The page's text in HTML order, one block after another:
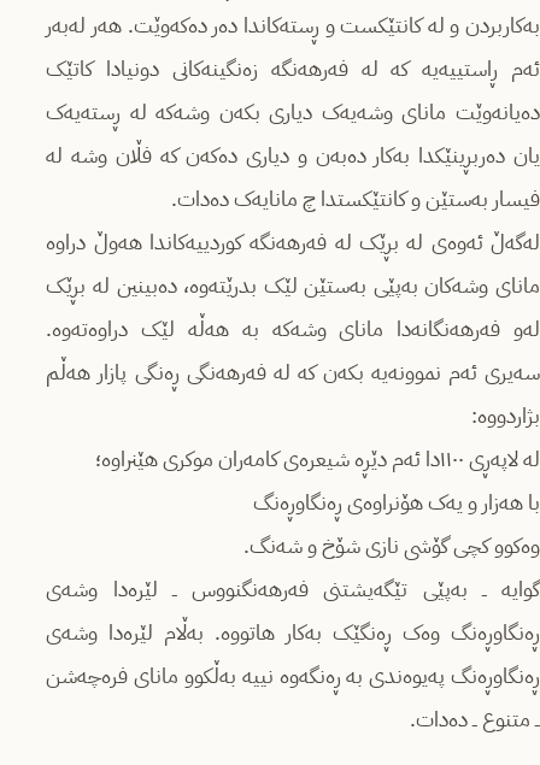
بەکاربردن و لە کانتێکست و ڕستەکاندا دەر دەکەوێت. هەر لەبەر
ئەم ڕاستییەیە کە لە فەرهەنگە زەنگینەکانی دونیادا کاتێک
دەیانەوێت مانای وشەیەک دیاری بکەن وشەکە لە ڕستەیەک
یان دەربڕینێکدا بەکار دەبەن و دیاری دەکەن کە فڵان وشە لە
فیسار بەستێن و کانتێکستدا چ مانایەک دەدات.
لەگەڵ ئەوەی لە بڕێک لە فەرهەنگە کوردییەکاندا هەوڵ دراوە
مانای وشەکان بەپێی بەستێن لێک بدرێتەوە، دەبینین لە بڕێک
لەو فەرهەنگانەدا مانای وشەکە بە هەڵە لێک دراوەتەوە.
سەیری ئەم نموونەیە بکەن کە لە فەرهەنگی ڕەنگی پازار هەڵم
بژاردووە:
له لاپەڕی ۱۱۰۰دا ئەم دێڕە شیعرەی کامەران موکری هێنراوە؛
با هەزار و یەک هۆنراوەی ڕەنگاوڕەنگ
وەکوو کچی گۆشی نازی شۆخ و شەنگ.
گوایە ــ بەپێی تێگەیشتنی فەرهەنگنووس ــ لێرەدا وشەی
ڕەنگاوڕەنگ وەک ڕەنگێک بەکار هاتووە. بەڵام لێرەدا وشەی
ڕەنگاوڕەنگ پەیوەندی بە ڕەنگەوە نییە بەڵکوو مانای فرەچەشن
ــ متنوع ــ دەدات.